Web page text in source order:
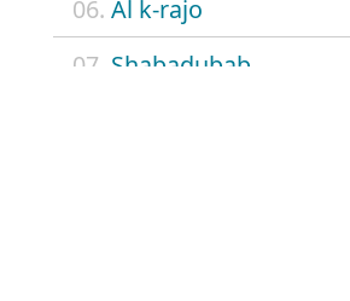
06. Al k-rajo
07. Shabadubab